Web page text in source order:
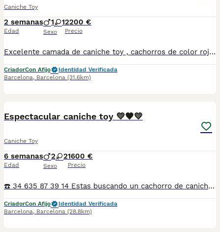
Caniche Toy
2 semanas
Edad
1 1
Sexo
2200 €
Precio
Excelente camada de caniche toy , cachorros de color rojo intenso, padres de líneas muy selectas y con los mejores pedigríes del momento 📞INFORMO 689810407📞
CriadorCon Afijo
Identidad Verificada
Barcelona, Barcelona (31.6km)
Espectacular caniche toy 💛🧡💛
Caniche Toy
6 semanas
Edad
2 2
Sexo
1600 €
Precio
☎️ 34 635 87 39 14 Estas buscando un cachorro de caniche?? Nosotros lo tenemos!! Criamos en casa en ambiente familiar Nuestros cachorros estan socializados desde el primer momento Los padres tienen muy buen caracter, morfología y pelaje Estan revisados por Veterinario Se entregan con dos meses, desparataciones, vacunas correspondientes Y garantía por escrito Posibilidad de llevartelo a casa Contrarembolso Y posibilidad de chip y pasaporte Estamos en Valladolid 📍 SEGOVIA Puedes informarte sin compromiso
CriadorCon Afijo
Identidad Verificada
Barcelona, Barcelona (28.8km)